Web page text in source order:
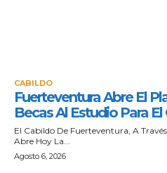
CABILDO
Fuerteventura Abre El
Becas Al Estudio Para
El Cabildo De Fuerteventura, A
Abre Hoy La...
Agosto 6, 2026